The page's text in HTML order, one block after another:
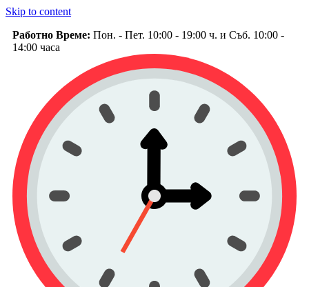
Skip to content
Работно Време: Пон. - Пет. 10:00 - 19:00 ч. и Съб. 10:00 -
14:00 часа